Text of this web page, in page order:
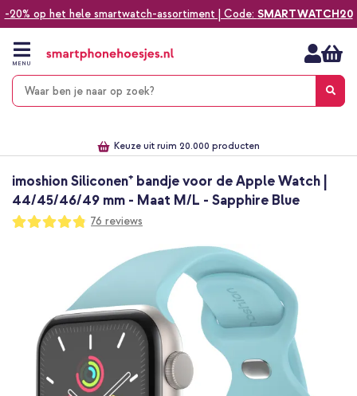
-20% op het hele smartwatch-assortiment | Code: SMARTWATCH20
naar
inhoud
MENU
Keuze uit ruim 20.000 producten
imoshion Siliconen⁺ bandje voor de Apple Watch |
44/45/46/49 mm - Maat M/L - Sapphire Blue
Waardering:
96
100
76 reviews
afbeeldingen-
gallerij